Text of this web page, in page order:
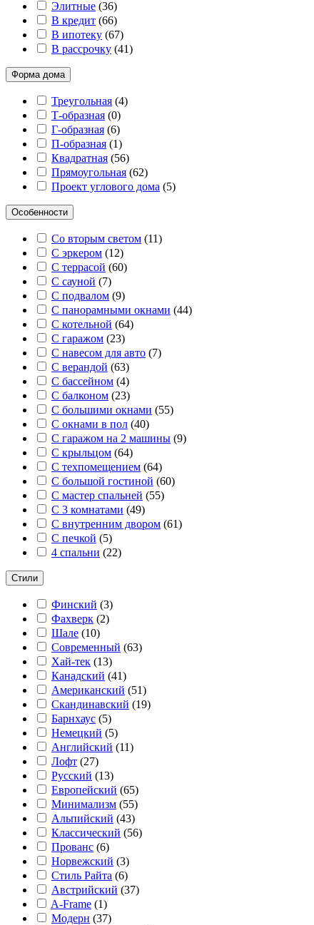
Элитные (36)
В кредит (66)
В ипотеку (67)
В рассрочку (41)
Форма дома
Треугольная (4)
Т-образная (0)
Г-образная (6)
П-образная (1)
Квадратная (56)
Прямоугольная (62)
Проект углового дома (5)
Особенности
Со вторым светом (11)
С эркером (12)
С террасой (60)
С сауной (7)
С подвалом (9)
С панорамными окнами (44)
С котельной (64)
С гаражом (23)
С навесом для авто (7)
С верандой (63)
С бассейном (4)
С балконом (23)
С большими окнами (55)
С окнами в пол (40)
С гаражом на 2 машины (9)
С крыльцом (64)
С техпомещением (64)
С большой гостиной (60)
С мастер спальней (55)
С 3 комнатами (49)
С внутренним двором (61)
С печкой (5)
4 спальни (22)
Стили
Финский (3)
Фахверк (2)
Шале (10)
Современный (63)
Хай-тек (13)
Канадский (41)
Американский (51)
Скандинавский (19)
Барнхаус (5)
Немецкий (5)
Английский (11)
Лофт (27)
Русский (13)
Европейский (65)
Минимализм (55)
Альпийский (43)
Классический (56)
Прованс (6)
Норвежский (3)
Стиль Райта (6)
Австрийский (37)
A-Frame (1)
Модерн (37)